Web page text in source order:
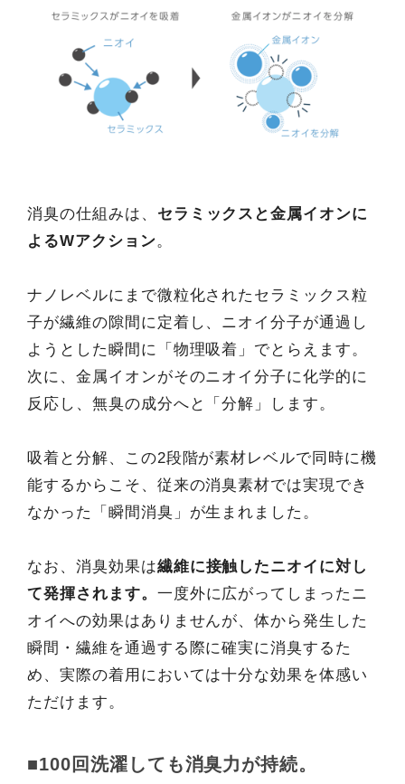
消臭の仕組みは、 セラミックスと金属イオンに
よるWアクション。
ナノレベルにまで微粒化されたセラミックス粒
子が繊維の隙間に定着し、ニオイ分子が通過し
ようとした瞬間に「物理吸着」でとらえます。
次に、金属イオンがそのニオイ分子に化学的に
反応し、無臭の成分へと「分解」します。
吸着と分解、この2段階が素材レベルで同時に機
能するからこそ、従来の消臭素材では実現でき
なかった「瞬間消臭」が生まれました。
なお、消臭効果は繊維に接触したニオイに対し
て発揮されます。 一度外に広がってしまったニ
オイへの効果はありませんが、体から発生した
瞬間・繊維を通過する際に確実に消臭するた
め、実際の着用においては十分な効果を体感い
ただけます。
■100回洗濯しても消臭力が持続。